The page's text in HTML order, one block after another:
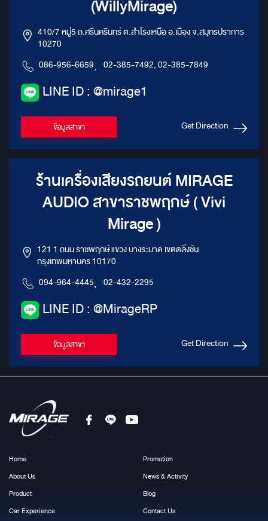
(WillyMirage)
410/7 หมู่5 ถ.ศรีนครินทร์ ต.สำโรงเหนือ อ.เมือง จ.สมุทรปราการ
10270
086-956-6659, 02-385-7492, 02-385-7849
LINE ID : @mirage1
ข้อมูลสาขา Get Direction
ร้านเครื่องเสียงรถยนต์ MIRAGE
AUDIO สาขาราชพฤกษ์ ( Vivi
Mirage )
121 1 ถนน ราชพฤกษ์ แขวง บางระมาด เขตตลิ่งชัน
กรุงเทพมหานคร 10170
094-964-4445, 02-432-2295
LINE ID : @MirageRP
ข้อมูลสาขา Get Direction
Home
About Us
Product
Car Experience
Promotion
News & Activity
Blog
Contact Us